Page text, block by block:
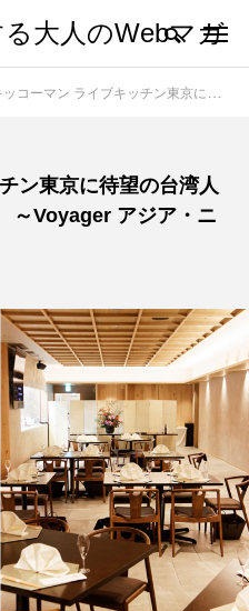
大人のWebマガ
ーマン ライブキッチン東京に待望の台湾人シェフ、蔡少華氏が登場 ～Voyager アジア・ニュース～
ン東京に待望の台湾人
Voyager アジア・ニ